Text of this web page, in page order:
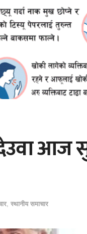
आज
, स्थानीय समाचार